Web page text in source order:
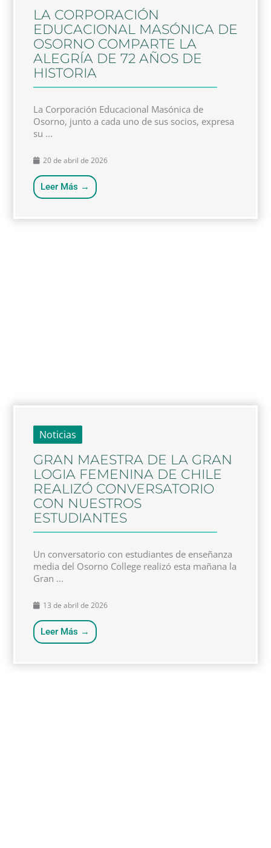
LA CORPORACIÓN
EDUCACIONAL MASÓNICA DE
OSORNO COMPARTE LA
ALEGRÍA DE 72 AÑOS DE
HISTORIA
La Corporación Educacional Masónica de
Osorno, junto a cada uno de sus socios, expresa
su ...
20 de abril de 2026
Leer Más →
Noticias
GRAN MAESTRA DE LA GRAN
LOGIA FEMENINA DE CHILE
REALIZÓ CONVERSATORIO
CON NUESTROS
ESTUDIANTES
Un conversatorio con estudiantes de enseñanza
media del Osorno College realizó esta mañana la
Gran ...
13 de abril de 2026
Leer Más →